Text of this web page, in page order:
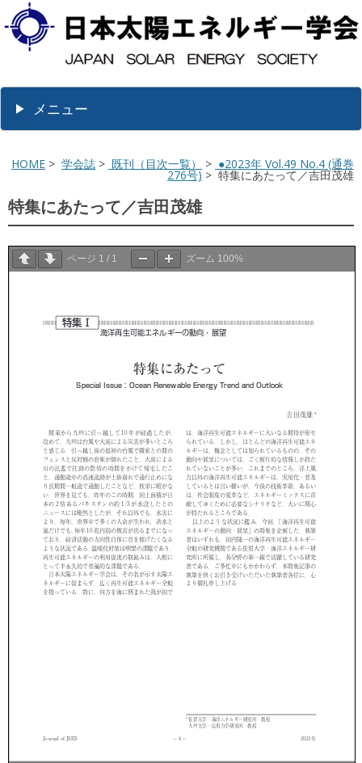
メニュー
HOME > 学会誌 > 既刊（目次一覧） > ●2023年 Vol.49 No.4 (通巻
276号) > 特集にあたって／吉田茂雄
特集にあたって／吉田茂雄
ページ 1 / 1 ズーム 100%